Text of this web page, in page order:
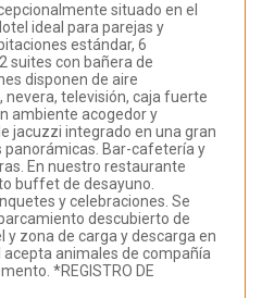
situado en el
ideal para parejas y
estándar, 6
suites con bañera de
disponen de aire
televisión, caja fuerte
ambiente acogedor y
jacuzzi integrado en una gran
Bar-cafetería y
En nuestro restaurante
buffet de desayuno.
y celebraciones. Se
descubierto de
zona de carga y descarga en
acepta animales de compañía
*REGISTRO DE